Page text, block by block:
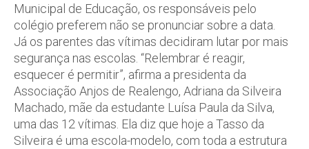
Municipal de Educação, os responsáveis pelo
colégio preferem não se pronunciar sobre a data.
Já os parentes das vítimas decidiram lutar por mais
segurança nas escolas. “Relembrar é reagir,
esquecer é permitir”, afirma a presidenta da
Associação Anjos de Realengo, Adriana da Silveira
Machado, mãe da estudante Luísa Paula da Silva,
uma das 12 vítimas. Ela diz que hoje a Tasso da
Silveira é uma escola-modelo, com toda a estrutura